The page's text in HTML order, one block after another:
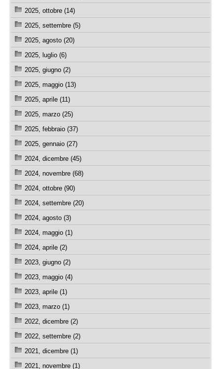
2025, ottobre (14)
2025, settembre (5)
2025, agosto (20)
2025, luglio (6)
2025, giugno (2)
2025, maggio (13)
2025, aprile (11)
2025, marzo (25)
2025, febbraio (37)
2025, gennaio (27)
2024, dicembre (45)
2024, novembre (68)
2024, ottobre (90)
2024, settembre (20)
2024, agosto (3)
2024, maggio (1)
2024, aprile (2)
2023, giugno (2)
2023, maggio (4)
2023, aprile (1)
2023, marzo (1)
2022, dicembre (2)
2022, settembre (2)
2021, dicembre (1)
2021, novembre (1)